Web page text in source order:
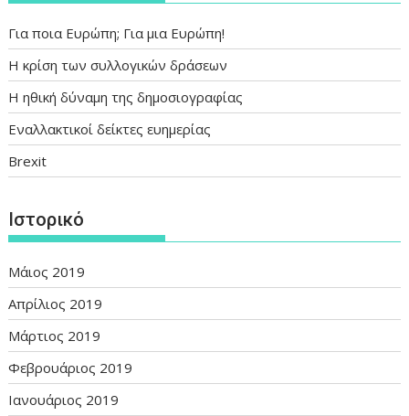
Για ποια Ευρώπη; Για μια Ευρώπη!
Η κρίση των συλλογικών δράσεων
Η ηθική δύναμη της δημοσιογραφίας
Εναλλακτικοί δείκτες ευημερίας
Brexit
Ιστορικό
Μάιος 2019
Απρίλιος 2019
Μάρτιος 2019
Φεβρουάριος 2019
Ιανουάριος 2019